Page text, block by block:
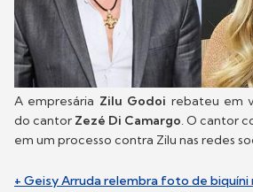
A empresária Zilu Godoi rebateu em
do cantor Zezé Di Camargo. O cantor
em um processo contra Zilu nas redes
+ Geisy Arruda relembra foto de biquíni